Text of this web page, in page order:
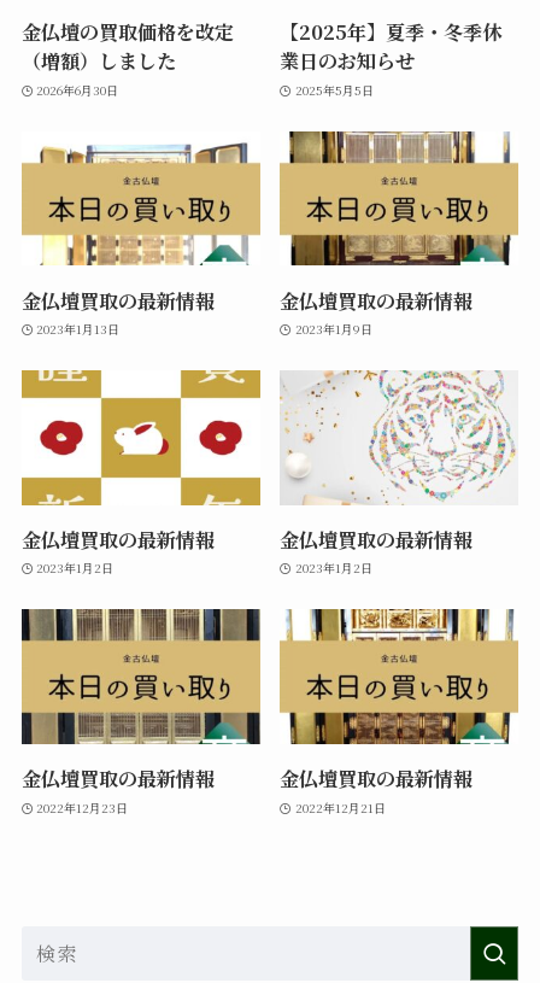
金仏壇の買取価格を改定
（増額）しました
2026年6月30日
【2025年】夏季・冬季休
業日のお知らせ
2025年5月5日
金仏壇買取の最新情報
2023年1月13日
金仏壇買取の最新情報
2023年1月9日
金仏壇買取の最新情報
2023年1月2日
金仏壇買取の最新情報
2023年1月2日
金仏壇買取の最新情報
2022年12月23日
金仏壇買取の最新情報
2022年12月21日